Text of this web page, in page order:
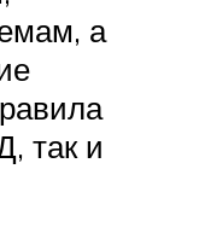
а
так и